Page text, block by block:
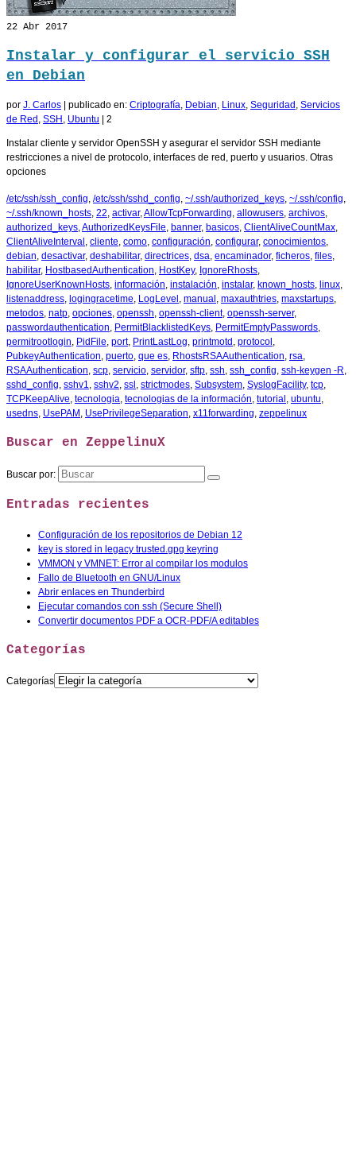
22 Abr 2017
Instalar y configurar el servicio SSH
en Debian
por J. Carlos publicado en: Criptografía, Debian, Linux, Seguridad , Servicios
de Red , SSH , Ubuntu 2
Instalar cliente y servidor OpenSSH y asegurar el servidor SSH mediante
restricciones a nivel de protocolo, interfaces de red, puerto y usuarios. Otras
opciones
/etc/ssh/ssh_config, /etc/ssh/sshd_config, ~/.ssh/authorized_keys, ~/.ssh/config,
~/.ssh/known_hosts, 22, activar,AllowTcpForwarding, allowusers, archivos,
authorized_keys,AuthorizedKeysFile, banner, basicos, ClientAliveCountMax,
ClientAliveInterval , cliente, como, configuración, configurar, conocimientos,
debian, desactivar, deshabilitar, directrices, dsa, encaminador, ficheros, files,
habilitar, HostbasedAuthentication, HostKey, IgnoreRhosts,
IgnoreUserKnownHosts, información, instalación, instalar, known_hosts, linux,
listenaddress, logingracetime, LogLevel , manual , maxauthtries, maxstartups,
metodos, natp, opciones, openssh, openssh-client, openssh-server,
passwordauthentication, PermitBlacklistedKeys, PermitEmptyPasswords,
permitrootlogin, PidFile, port, PrintLastLog, printmotd , protocol ,
PubkeyAuthentication, puerto, que es, RhostsRSAAuthentication, rsa,
RSAAuthentication, scp, servicio, servidor, sftp, ssh, ssh_config, ssh-keygen -R,
sshd_config, sshv1, sshv2, ssl , strictmodes, Subsystem, SyslogFacility, tcp,
TCPKeepAlive, tecnologia, tecnologias de la información, tutorial , ubuntu,
usedns, UsePAM , UsePrivilegeSeparation, x11forwarding, zeppelinux
Buscar en ZeppelinuX
Buscar por:
Entradas recientes
Configuración de los repositorios de Debian 12
key is stored in legacy trusted.gpg keyring
VMMON y VMNET: Error al compilar los modulos
Fallo de Bluetooth en GNU/Linux
Abrir enlaces en Thunderbird
Ejecutar comandos con ssh (Secure Shell)
Convertir documentos PDF a OCR-PDF/A editables
Categorías
Categorías